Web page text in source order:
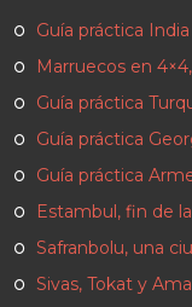
Guía práctica
Marruecos en
Guía práctica
Guía práctica
Guía práctica
Estambul, fin de
Safranbolu, una
Sivas, Tokat y